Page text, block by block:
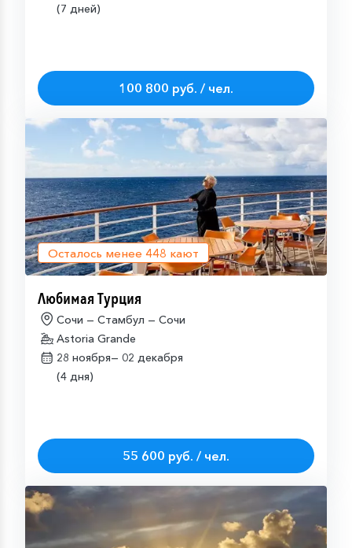
(7 дней)
100 800 руб. / чел.
Осталось менее 448 кают
Любимая Турция
Сочи — Стамбул — Сочи
Astoria Grande
28 ноября— 02 декабря
(4 дня)
55 600 руб. / чел.